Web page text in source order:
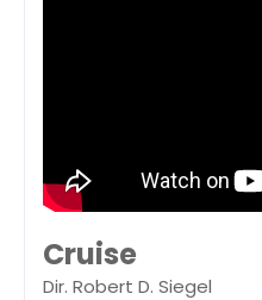
Cruise
Dir. Robert D. Siegel